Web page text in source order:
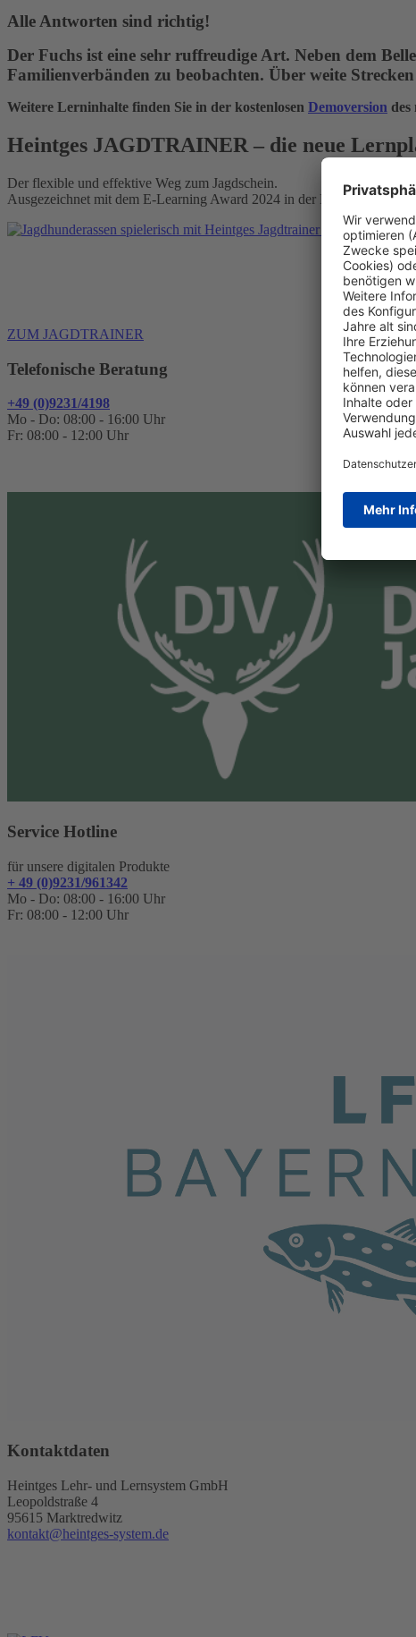
Alle Antworten sind richtig!
Der Fuchs ist eine sehr ruffreudige Art. Neben dem
Familienverbänden zu beobachten. Über weite
Weitere Lerninhalte finden Sie in der kostenlosen Demoversion des
Heintges JAGDTRAINER – die neue
Der flexible und effektive Weg zum Jagdschein.
Ausgezeichnet mit dem E-Learning Award 2024 in der Kategorie
Alle
ZUM JAGDTRAINER
Telefonische Beratung
+49 (0)9231/4198
Mo - Do: 08:00 - 16:00 Uhr
Fr: 08:00 - 12:00 Uhr
Service Hotline
für unsere digitalen Produkte
+ 49 (0)9231/961342
Mo - Do: 08:00 - 16:00 Uhr
Fr: 08:00 - 12:00 Uhr
Kontaktdaten
Heintges Lehr- und Lernsystem GmbH
Leopoldstraße 4
95615 Marktredwitz
kontakt@heintges-system.de